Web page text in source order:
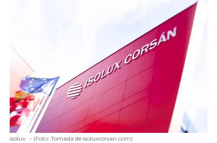
isolux - (Foto: Tomada de isoluxcorsan.com)